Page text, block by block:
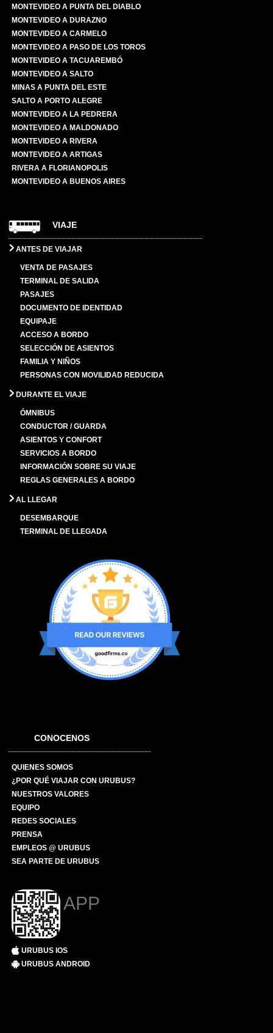
MONTEVIDEO A PUNTA DEL DIABLO
MONTEVIDEO A DURAZNO
MONTEVIDEO A CARMELO
MONTEVIDEO A PASO DE LOS TOROS
MONTEVIDEO A TACUAREMBÓ
MONTEVIDEO A SALTO
MINAS A PUNTA DEL ESTE
SALTO A PORTO ALEGRE
MONTEVIDEO A LA PEDRERA
MONTEVIDEO A MALDONADO
MONTEVIDEO A RIVERA
MONTEVIDEO A ARTIGAS
RIVERA A FLORIANOPOLIS
MONTEVIDEO A BUENOS AIRES
VIAJE
ANTES DE VIAJAR
VENTA DE PASAJES
TERMINAL DE SALIDA
PASAJES
DOCUMENTO DE IDENTIDAD
EQUIPAJE
ACCESO A BORDO
SELECCIÓN DE ASIENTOS
FAMILIA Y NIÑOS
PERSONAS CON MOVILIDAD REDUCIDA
DURANTE EL VIAJE
ÓMNIBUS
CONDUCTOR / GUARDA
ASIENTOS Y CONFORT
SERVICIOS A BORDO
INFORMACIÓN SOBRE SU VIAJE
REGLAS GENERALES A BORDO
AL LLEGAR
DESEMBARQUE
TERMINAL DE LLEGADA
CONOCENOS
QUIENES SOMOS
¿POR QUÉ VIAJAR CON URUBUS?
NUESTROS VALORES
EQUIPO
REDES SOCIALES
PRENSA
EMPLEOS @ URUBUS
SEA PARTE DE URUBUS
APP
URUBUS IOS
URUBUS ANDROID